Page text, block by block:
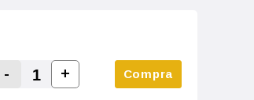
Decrease Quantity:
-
Increase Quantity:
+ Compra